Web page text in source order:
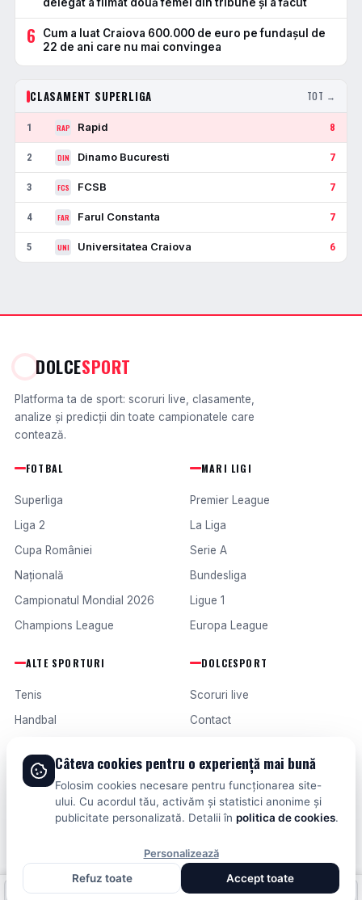
6
Cum a luat Craiova 600.000 de euro pe fundașul de
22 de ani care nu mai convingea
CLASAMENT SUPERLIGA TOT →
1 RAP Rapid 8
2 DIN Dinamo Bucuresti 7
3 FCS FCSB 7
4 FAR Farul Constanta 7
5 UNI Universitatea Craiova 6
DOLCESPORT
Platforma ta de sport: scoruri live, clasamente,
analize și predicții din toate campionatele care
contează.
FOTBAL
Superliga
Liga 2
Cupa României
Națională
Campionatul Mondial 2026
Champions League
MARI LIGI
Premier League
La Liga
Serie A
Bundesliga
Ligue 1
Europa League
ALTE SPORTURI
Tenis
Handbal
Formula 1
Fotbal intern
Fotbal extern
DOLCESPORT
Scoruri live
Contact
Termeni și condiții
© 2026 DOLCESPORT. TOATE DREPTURILE REZERVATE.
Fotbal intern Fotbal extern Scoruri live
Câteva cookies pentru o experiență mai bună
Folosim cookies necesare pentru funcționarea site-
ului. Cu acordul tău, activăm și statistici anonime și
publicitate personalizată. Detalii în politica de cookies.
Personalizează
Refuz toate
Accept toate